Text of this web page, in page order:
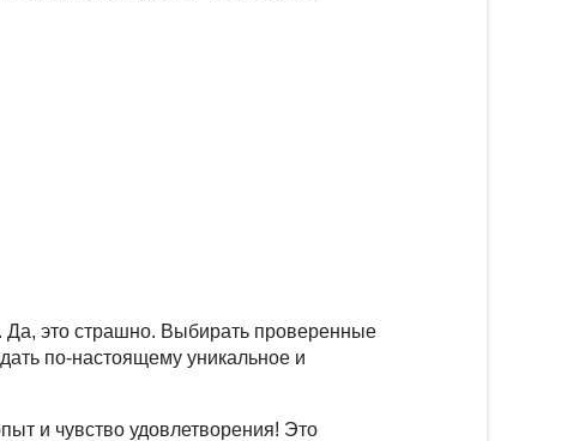
Да, это страшно. Выбирать проверенные
по-настоящему уникальное и
и чувство удовлетворения! Это